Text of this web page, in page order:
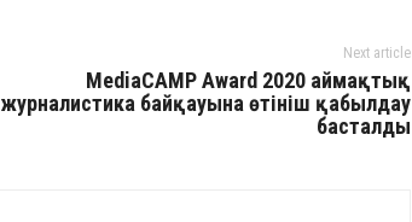
Next article
MediaCAMP Award 2020 аймақтық
журналистика байқауына өтініш қабылдау
басталды